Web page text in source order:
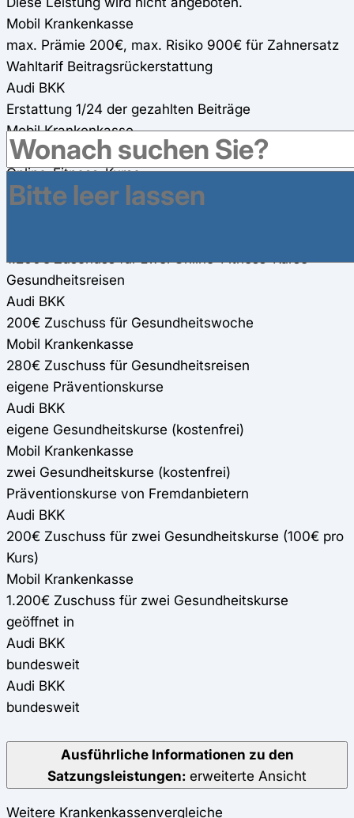
Mobil Krankenkasse
max. Prämie 200€, max. Risiko 900€ für Zahnersatz
Wahltarif Beitragsrückerstattung
Audi BKK
Erstattung 1/24 der gezahlten Beiträge
Mobil Krankenkasse
Erstattung 1/12 der Beiträge (AN u. AG)(max. 600€)
Online-Fitness-Kurse
Audi BKK
1.200€ Zuschuss für zwei Online-Fitness-Kurse
Gesundheitsreisen
Audi BKK
200€ Zuschuss für Gesundheitswoche
Mobil Krankenkasse
280€ Zuschuss für Gesundheitsreisen
eigene Präventionskurse
Audi BKK
eigene Gesundheitskurse (kostenfrei)
Mobil Krankenkasse
zwei Gesundheitskurse (kostenfrei)
Präventionskurse von Fremdanbietern
Audi BKK
200€ Zuschuss für zwei Gesundheitskurse (100€ pro
Kurs)
Mobil Krankenkasse
1.200€ Zuschuss für zwei Gesundheitskurse
geöffnet in
Audi BKK
bundesweit
Audi BKK
bundesweit
Ausführliche Informationen zu den
Satzungsleistungen: erweiterte Ansicht
Weitere Krankenkassenvergleiche